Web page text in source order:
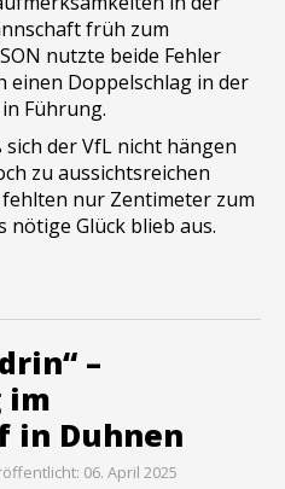
früh zum
nutzte beide Fehler
einen Doppelschlag in der
Führung.
der VfL nicht hängen
zu aussichtsreichen
nur Zentimeter zum
nötige Glück blieb aus.
–
im
in Duhnen
06. April 2025